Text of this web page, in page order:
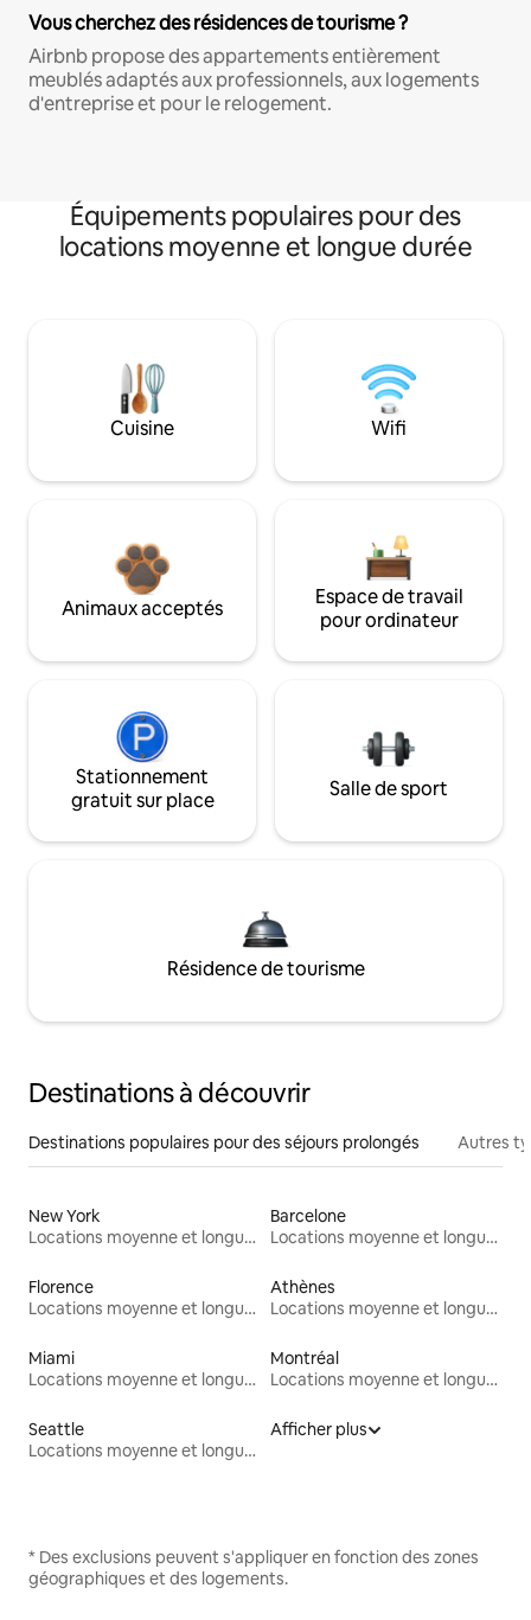
Vous cherchez des résidences de tourisme ?
Airbnb propose des appartements entièrement
meublés adaptés aux professionnels, aux logements
d'entreprise et pour le relogement.
Équipements populaires pour des
locations moyenne et longue durée
Cuisine Wifi
Animaux acceptés
Espace de travail
pour ordinateur
Stationnement
gratuit sur place
Salle de sport
Résidence de tourisme
Destinations à découvrir
Destinations populaires pour des séjours prolongés Autres
New York
Locations moyenne et longue durée
Barcelone
Locations moyenne et longue durée
Florence
Locations moyenne et longue durée
Athènes
Locations moyenne et longue durée
Miami
Locations moyenne et longue durée
Montréal
Locations moyenne et longue durée
Seattle
Locations moyenne et longue durée
Afficher plus
* Des exclusions peuvent s'appliquer en fonction des zones
géographiques et des logements.